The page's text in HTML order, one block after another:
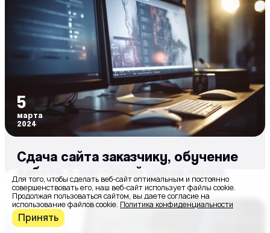
Для того, чтобы сделать веб-сайт оптимальным и постоянно
совершенствовать его, наш веб-сайт использует файлы cookie.
Продолжая пользоваться сайтом, вы даете согласие на
использование файлов cookie. Политика конфиденциальности
Принять
5
марта
2024
Сдача сайта заказчику, обучение
работе с системой управления